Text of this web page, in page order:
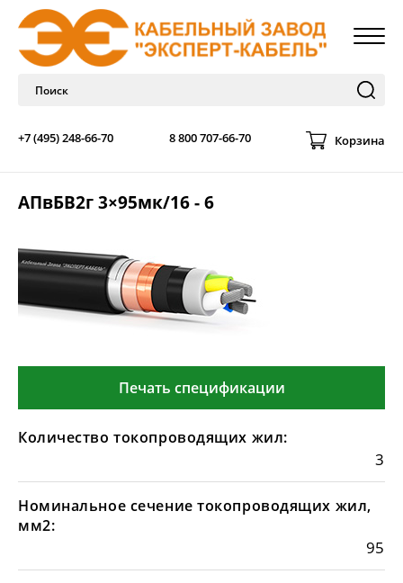
+7 (495) 248-66-70 8 800 707-66-70 Корзина
АПвБВ2г 3×95мк/16 - 6
Печать спецификации
Количество токопроводящих жил:
3
Номинальное сечение токопроводящих жил,
мм2:
95